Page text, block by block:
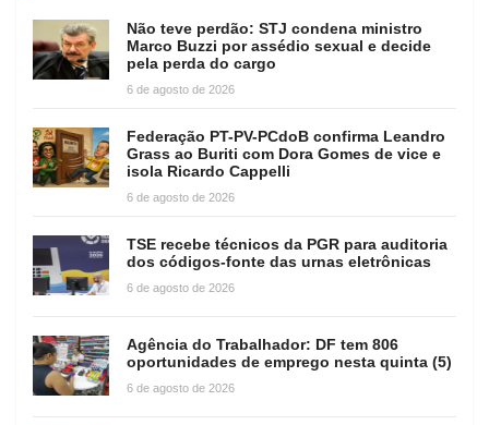
Não teve perdão: STJ condena ministro
Marco Buzzi por assédio sexual e decide
pela perda do cargo
6 de agosto de 2026
Federação PT-PV-PCdoB confirma Leandro
Grass ao Buriti com Dora Gomes de vice e
isola Ricardo Cappelli
6 de agosto de 2026
TSE recebe técnicos da PGR para auditoria
dos códigos-fonte das urnas eletrônicas
6 de agosto de 2026
Agência do Trabalhador: DF tem 806
oportunidades de emprego nesta quinta (5)
6 de agosto de 2026